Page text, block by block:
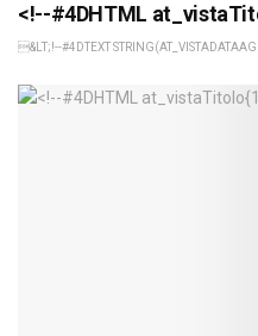
<!--#4DHTML
&LT;!--#4DTEXT